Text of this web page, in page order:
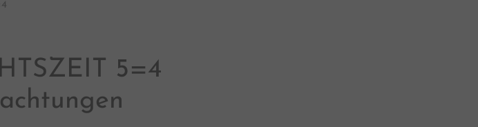
5=4